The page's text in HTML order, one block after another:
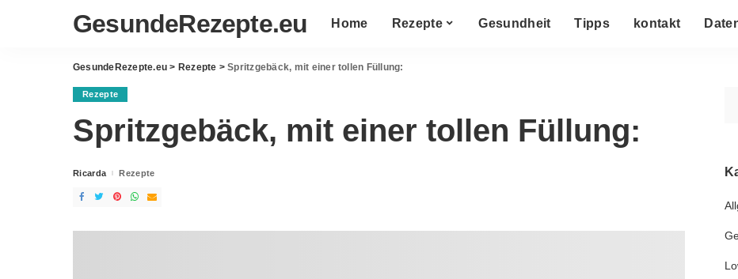
GesundeRezepte.eu Home Rezepte Gesundheit Tipps kontakt
GesundeRezepte.eu > Rezepte >Spritzgebäck, mit einer tollen Füllung:
Rezepte
Spritzgebäck, mit einer tollen Füllung:
Posted
Ricarda Rezepte